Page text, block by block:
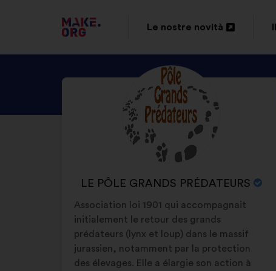
VAI
ALLA
HOME
MAKE.ORG
Le nostre novità
un'altra
scheda
SCOPRI
IL
PROFILO
LE
PÔLE
GRANDS
PRÉDATEURS
NOME
DELL'ORGANIZZAZIONE:
LE PÔLE GRANDS PRÉDATEURS
Biografia:
Association loi 1901 qui accompagnait
initialement le retour des grands
prédateurs (lynx et loup) dans le massif
jurassien, notamment par la protection
des élevages. Elle a élargie son action à